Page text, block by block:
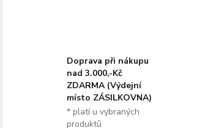
Doprava při nákupu
nad 3.000,-Kč
ZDARMA (Výdejní
místo ZÁSILKOVNA)
* platí u vybraných
produktů